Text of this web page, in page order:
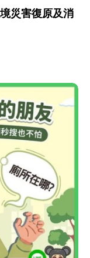
災害復原及消